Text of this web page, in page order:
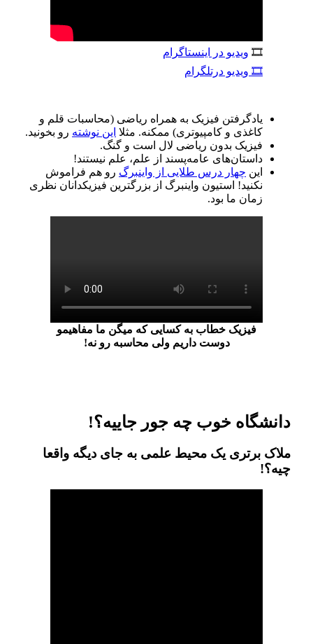
🎞 ویدیو در اینستاگرام
🎞 ویدیو درتلگرام
یادگرفتن فیزیک به همراه ریاضی (محاسبات قلم و
کاغذی و کامپیوتری) ممکنه. مثلا این نوشته رو بخونید.
فیزیک بدون ریاضی لال است و گنگ.
داستان‌های عامه‌پسند از علم، علم نیستند!
این چهار درس طلایی از واینبرگ رو هم فراموش
نکنید! استیون واینبرگ از بزرگترین فیزیکدانان نظری
زمان ما بود.
فیزیک خطاب به کسایی که میگن ما مفاهیمو
دوست داریم ولی محاسبه رو نه!
دانشگاه خوب چه جور جاییه؟!
ملاک برتری یک محیط علمی به جای دیگه واقعا
چیه؟!